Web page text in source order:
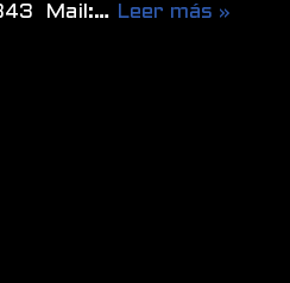
Mail:… Leer más »